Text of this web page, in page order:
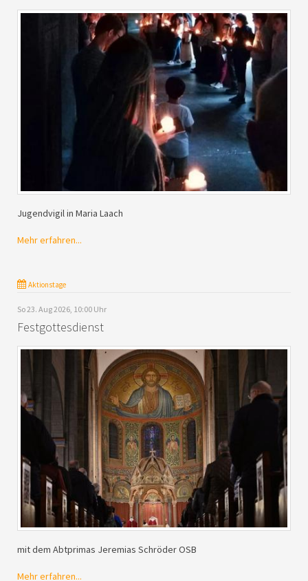
Jugendvigil in Maria Laach
Mehr erfahren...
Aktionstage
So 23. Aug 2026, 10:00 Uhr
Festgottesdienst
mit dem Abtprimas Jeremias Schröder OSB
Mehr erfahren...